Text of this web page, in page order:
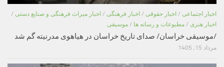
اخبار اجتماعی / اخبار حقوقی / اخبار فرهنگی / اخبار میراث فرهنگی و صنایع دستی /
اخبار هنری / مطبوعات و رسانه ها / موسیقی
/موسیقی خراسان/ صدای تاریخ خراسان در هیاهوی مدرنیته گم شد
مرداد 15, 1405